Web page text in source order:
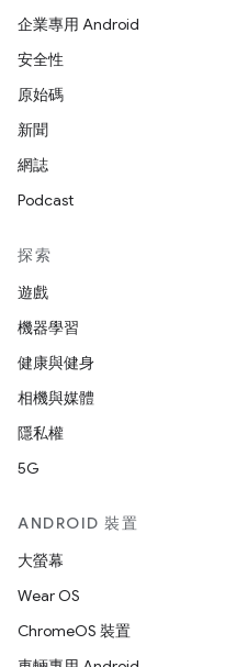
企業專用 Android
安全性
原始碼
新聞
網誌
Podcast
探索
遊戲
機器學習
健康與健身
相機與媒體
隱私權
5G
ANDROID 裝置
大螢幕
Wear OS
ChromeOS 裝置